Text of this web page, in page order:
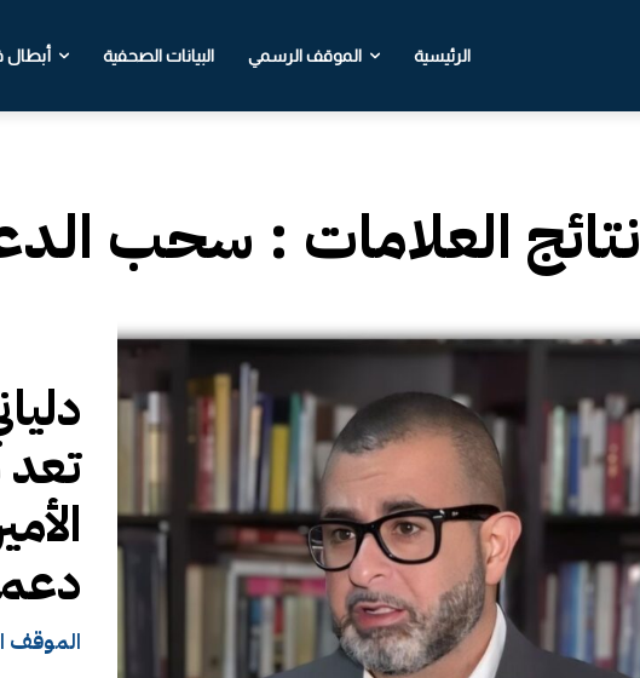
الرئيسية الموقف الرسمي البيانات الصحفية أبطال
نتائج العلامات : سحب
الموقف